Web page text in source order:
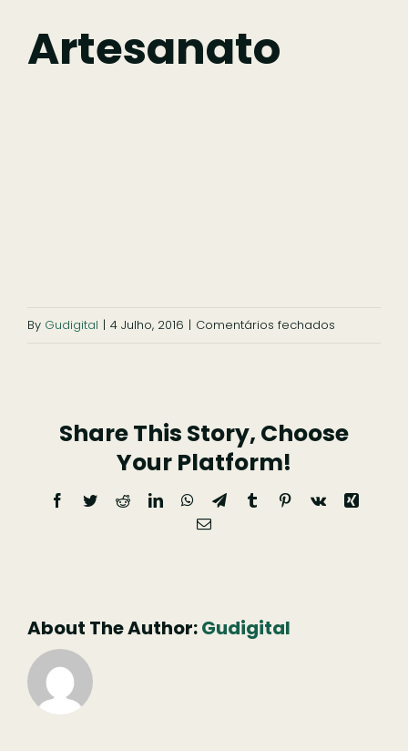
Artesanato
By Gudigital | 4 Julho, 2016 | Comentários fechados
Share This Story, Choose
Your Platform!
Facebook
TwitterRedditLinkedInWhatsApp
TelegramTumblrPinterest
Vk
Xing
Email
About The Author:Gudigital